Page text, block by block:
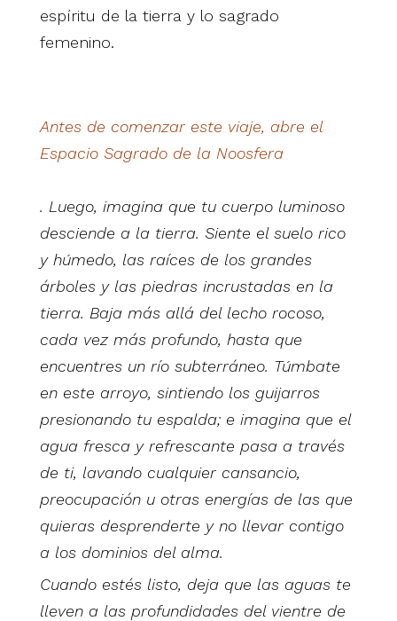
espíritu de la tierra y lo sagrado
femenino.
Antes de comenzar este viaje, abre el
Espacio Sagrado de la Noosfera
. Luego, imagina que tu cuerpo luminoso
desciende a la tierra. Siente el suelo rico
y húmedo, las raíces de los grandes
árboles y las piedras incrustadas en la
tierra. Baja más allá del lecho rocoso,
cada vez más profundo, hasta que
encuentres un río subterráneo. Túmbate
en este arroyo, sintiendo los guijarros
presionando tu espalda; e imagina que el
agua fresca y refrescante pasa a través
de ti, lavando cualquier cansancio,
preocupación u otras energías de las que
quieras desprenderte y no llevar contigo
a los dominios del alma.
Cuando estés listo, deja que las aguas te
lleven a las profundidades del vientre de